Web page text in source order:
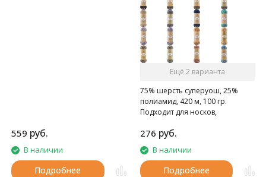
559 руб.
В наличии
Подробнее
Ещё 2 варианта
75% шерсть суперуош, 25%
полиамид, 420 м, 100 гр.
Подходит для носков,
шапок и т.д.
276 руб.
В наличии
Подробнее